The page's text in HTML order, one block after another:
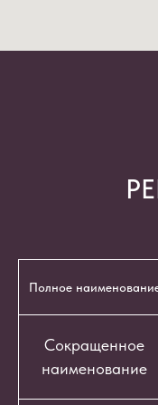
Полное
Сокращенное
наименование